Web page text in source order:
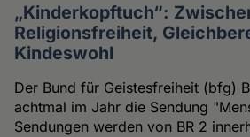
„Kinderkopftuch“:
Religionsfreiheit,
Kindeswohl
Der Bund für Geistesfreiheit (bfg)
achtmal im Jahr die Sendung
Sendungen werden von BR 2